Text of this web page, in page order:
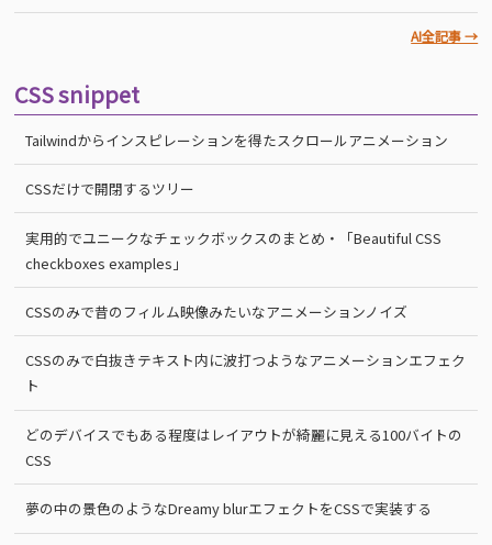
AI全記事 →
CSS snippet
Tailwindからインスピレーションを得たスクロールアニメーション
CSSだけで開閉するツリー
実用的でユニークなチェックボックスのまとめ・「Beautiful CSS
checkboxes examples」
CSSのみで昔のフィルム映像みたいなアニメーションノイズ
CSSのみで白抜きテキスト内に波打つようなアニメーションエフェク
ト
どのデバイスでもある程度はレイアウトが綺麗に見える100バイトの
CSS
夢の中の景色のようなDreamy blurエフェクトをCSSで実装する